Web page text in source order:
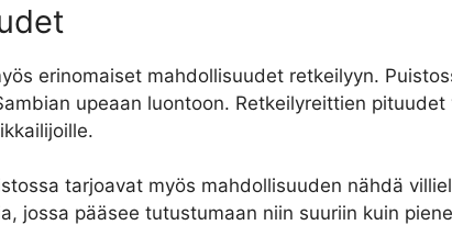
erinomaiset mahdollisuudet retkeilyyn.
upeaan luontoon. Retkeilyreittien
tarjoavat myös mahdollisuuden nähdä
jossa pääsee tutustumaan niin suuriin kuin